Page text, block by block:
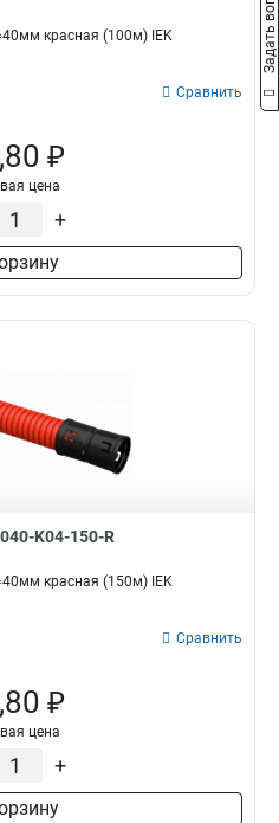
красная (100м) IEK
Сравнить
₽
цена
+
K04-150-R
красная (150м) IEK
Сравнить
₽
цена
+
Задать вопрос